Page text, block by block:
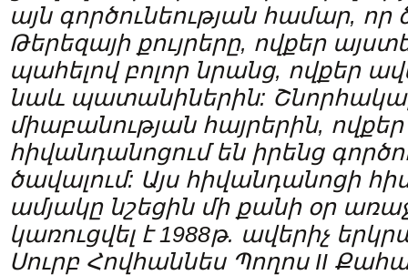
այն գործունեության համար, որ
Թերեզայի քույրերը, ովքեր
պահելով բոլոր նրանց, ովքեր
նաև պատանիներին:
միաբանության հայրերին,
հիվանդանոցում են իրենց
ծավալում: Այս հիվանդանոցի
ամյակը նշեցին մի քանի օր
կառուցվել է 1988թ. ավերիչ
Սուրբ Հովհաննես Պողոս II